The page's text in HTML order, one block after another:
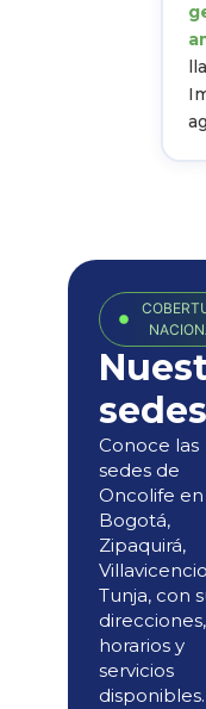
sedes
Conoce las
sedes de
Oncolife en
Bogotá,
Zipaquirá,
Tunja, con
direcciones,
horarios y
servicios
disponibles.